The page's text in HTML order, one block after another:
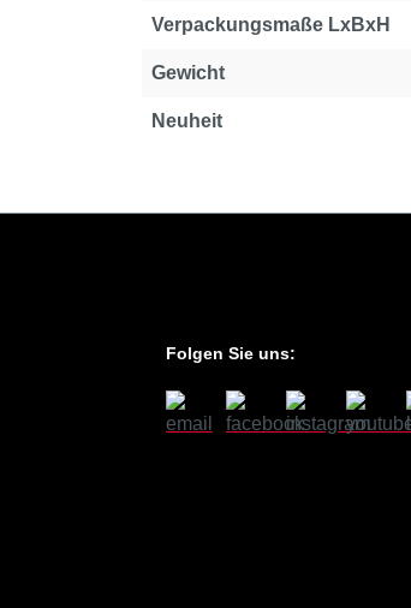
Verpackungsmaße LxBxH
Gewicht
Neuheit
Folgen Sie uns: